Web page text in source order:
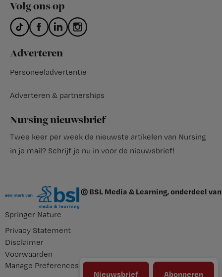
Nieuwsbrief Abonneren
Volg ons op
Adverteren
Personeeladvertentie
Adverteren & partnerships
Nursing nieuwsbrief
Twee keer per week de nieuwste artikelen van Nursing
in je mail? Schrijf je nu in voor de nieuwsbrief!
© BSL Media & Learning, onderdeel van
Springer Nature
Privacy Statement
Disclaimer
Voorwaarden
Manage Preferences